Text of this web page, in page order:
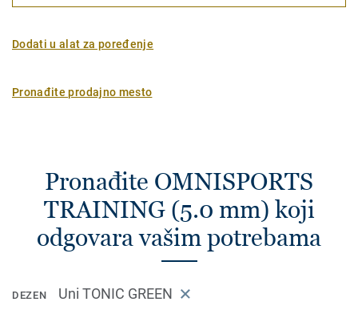
Dodati u alat za poređenje
Pronađite prodajno mesto
Pronađite OMNISPORTS
TRAINING (5.0 mm) koji
odgovara vašim potrebama
DEZEN Uni TONIC GREEN